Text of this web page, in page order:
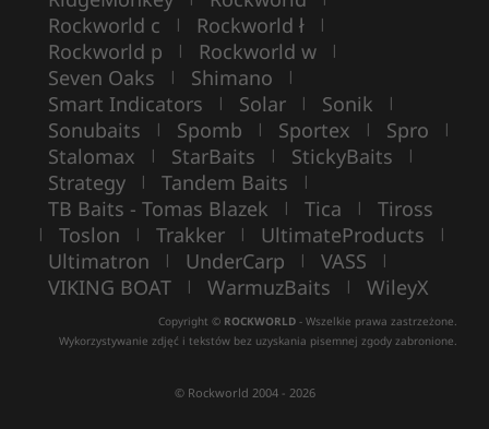
Rockworld c | Rockworld ł |
Rockworld p | Rockworld w |
Seven Oaks | Shimano |
Smart Indicators | Solar | Sonik |
Sonubaits | Spomb | Sportex | Spro |
Stalomax | StarBaits | StickyBaits |
Strategy | Tandem Baits |
TB Baits - Tomas Blazek | Tica | Tiross
| Toslon | Trakker | UltimateProducts |
Ultimatron | UnderCarp | VASS |
VIKING BOAT | WarmuzBaits | WileyX
Copyright © ROCKWORLD - Wszelkie prawa zastrzeżone.
Wykorzystywanie zdjęć i tekstów bez uzyskania pisemnej zgody zabronione.
© Rockworld 2004 - 2026